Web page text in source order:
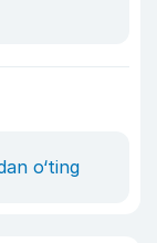
o‘ting